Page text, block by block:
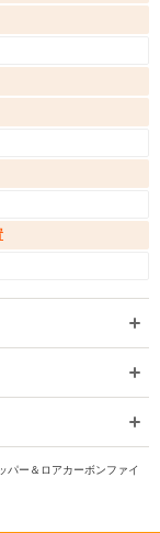
パー＆ロアカーボンファイ